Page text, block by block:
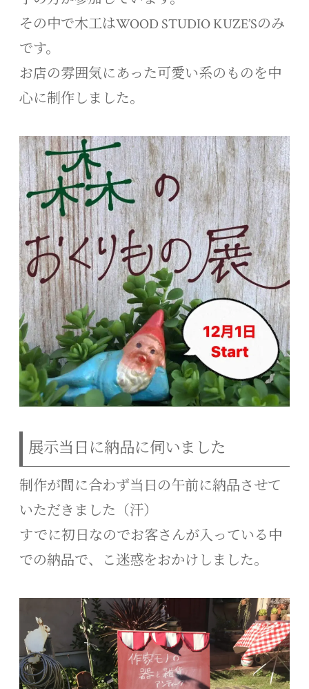
その中で木工はWOOD STUDIO KUZE’Sのみ
です。
お店の雰囲気にあった可愛い系のものを中
心に制作しました。
展示当日に納品に伺いました
制作が間に合わず当日の午前に納品させて
いただきました（汗）
すでに初日なのでお客さんが入っている中
での納品で、こ迷惑をおかけしました。